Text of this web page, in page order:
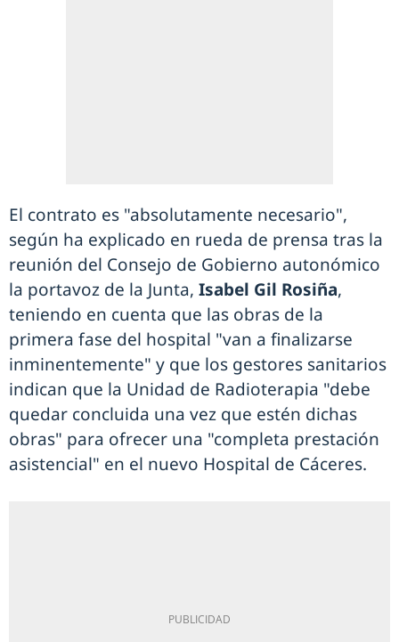
El contrato es "absolutamente necesario",
según ha explicado en rueda de prensa tras la
reunión del Consejo de Gobierno autonómico
la portavoz de la Junta, Isabel Gil Rosiña,
teniendo en cuenta que las obras de la
primera fase del hospital "van a finalizarse
inminentemente" y que los gestores sanitarios
indican que la Unidad de Radioterapia "debe
quedar concluida una vez que estén dichas
obras" para ofrecer una "completa prestación
asistencial" en el nuevo Hospital de Cáceres.